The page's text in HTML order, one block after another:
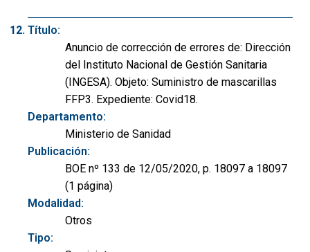
Título:
Anuncio de corrección de errores de: Dirección
del Instituto Nacional de Gestión Sanitaria
(INGESA). Objeto: Suministro de mascarillas
FFP3. Expediente: Covid18.
Departamento:
Ministerio de Sanidad
Publicación:
BOE nº 133 de 12/05/2020, p. 18097 a 18097
(1 página)
Modalidad:
Otros
Tipo: